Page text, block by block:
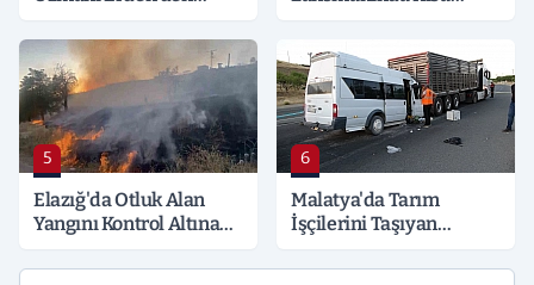
5
Elazığ'da Otluk Alan
Yangını Kontrol Altına
6
Malatya'da Tarım
İşçilerini Taşıyan
Yaralı